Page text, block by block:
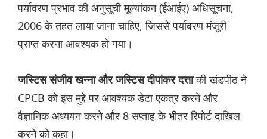
पर्यावरण प्रभाव की अनुसूची मूल्यांकन (ईआईए) अधिसूचना,
2006 के तहत लाया जाना चाहिए, जिससे पर्यावरण मंजूरी
प्राप्त करना आवश्यक हो गया।
जस्टिस संजीव खन्ना और जस्टिस दीपांकर दत्ताकी खंडपीठ ने
CPCB को इस मुद्दे पर आवश्यक डेटा एकत्र करने और
वैज्ञानिक अध्ययन करने और 8 सप्ताह के भीतर रिपोर्ट दाखिल
करने को कहा।